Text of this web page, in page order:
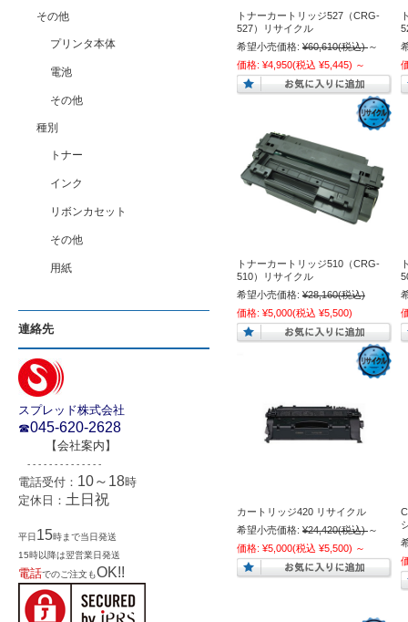
トナーカートリッジ527（CRG-
527）リサイクル
希望小売価格: ¥60,610(税込) ～
価格: ¥4,950(税込 ¥5,445) ～
トナーカートリッジ510（CRG-
510）リサイクル
希望小売価格: ¥28,160(税込)
価格: ¥5,000(税込 ¥5,500)
カートリッジ420 リサイクル
希望小売価格: ¥24,420(税込) ～
価格: ¥5,000(税込 ¥5,500) ～
その他
プリンタ本体
電池
その他
種別
トナー
インク
リボンカセット
その他
用紙
連絡先
スプレッド株式会社
☎045-620-2628
【会社案内 】
- - - - - - - - - - - - - -
電話受付： 10～18時
定休日： 土日祝
平日 15時まで当日発送
15時以降は翌営業日発送
電話でのご注文もOK!!